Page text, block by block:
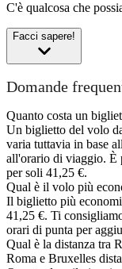
C'è qualcosa che
Facci sapere!
Domande
Quanto costa un
Un biglietto del volo
varia tuttavia in base
all'orario di viaggio. È
per soli 41,25 €.
Qual è il volo più
Il biglietto più
41,25 €. Ti
orari di punta per
Qual è la distanza tra
Roma e Bruxelles